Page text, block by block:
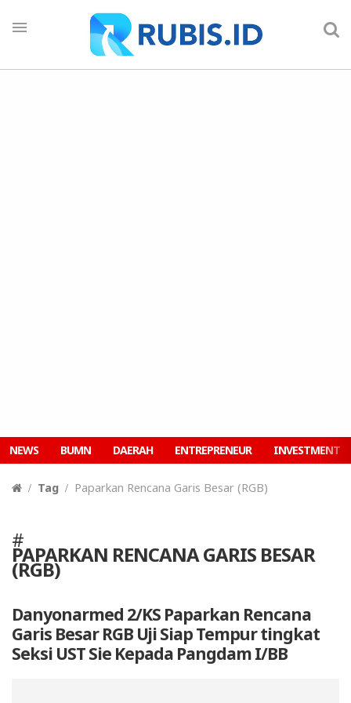
NEWS BUMN DAERAH ENTREPRENEUR INVESTMENT
Tag Paparkan Rencana Garis Besar (RGB)
#
PAPARKAN RENCANA GARIS BESAR
(RGB)
Danyonarmed 2/KS Paparkan Rencana
Garis Besar RGB Uji Siap Tempur tingkat
Seksi UST Sie Kepada Pangdam I/BB